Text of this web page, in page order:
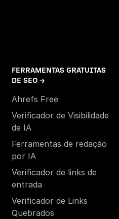
FERRAMENTAS GRATUITAS
DE SEO →
Ahrefs Free
Verificador de Visibilidade
de IA
Ferramentas de redação
por IA
Verificador de links de
entrada
Verificador de Links
Quebrados